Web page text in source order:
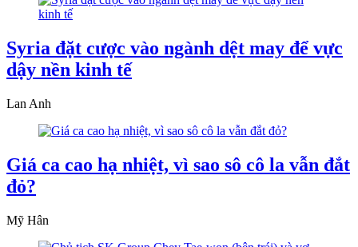
Syria đặt cược vào ngành dệt may để vực
dậy nền kinh tế
Lan Anh
Giá ca cao hạ nhiệt, vì sao sô cô la vẫn đắt
đỏ?
Mỹ Hân